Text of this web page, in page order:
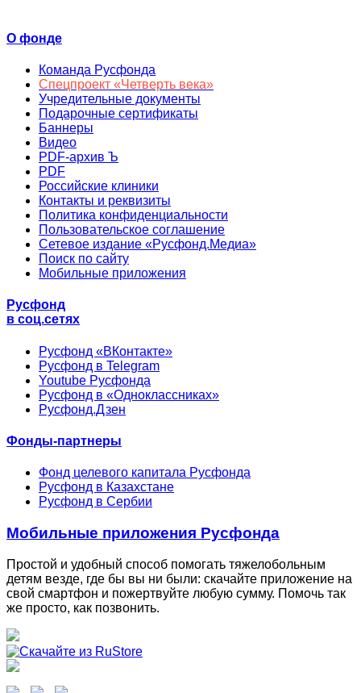
О фонде
Команда Русфонда
Спецпроект «Четверть века»
Учредительные документы
Подарочные сертификаты
Баннеры
Видео
PDF-архив Ъ
PDF
Российские клиники
Контакты и реквизиты
Политика конфиденциальности
Пользовательское соглашение
Сетевое издание «Русфонд.Медиа»
Поиск по сайту
Мобильные приложения
Русфонд
в соц.сетях
Русфонд «ВКонтакте»
Русфонд в Telegram
Youtube Русфонда
Русфонд в «Одноклассниках»
Русфонд.Дзен
Фонды-партнеры
Фонд целевого капитала Русфонда
Русфонд в Казахстане
Русфонд в Сербии
Мобильные приложения Русфонда
Простой и удобный способ помогать тяжелобольным
детям везде, где бы вы ни были: скачайте приложение на
свой смартфон и пожертвуйте любую сумму. Помочь так
же просто, как позвонить.